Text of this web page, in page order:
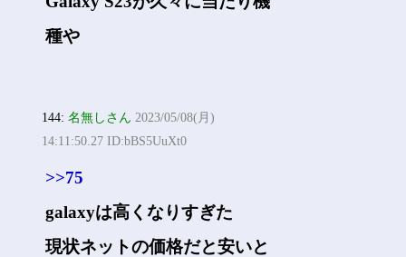
種や
144:名無しさん 2023/05/08(月)
14:11:50.27 ID:bBS5UuXt0
>>75
galaxyは高くなりすぎた
現状ネットの価格だと安いと